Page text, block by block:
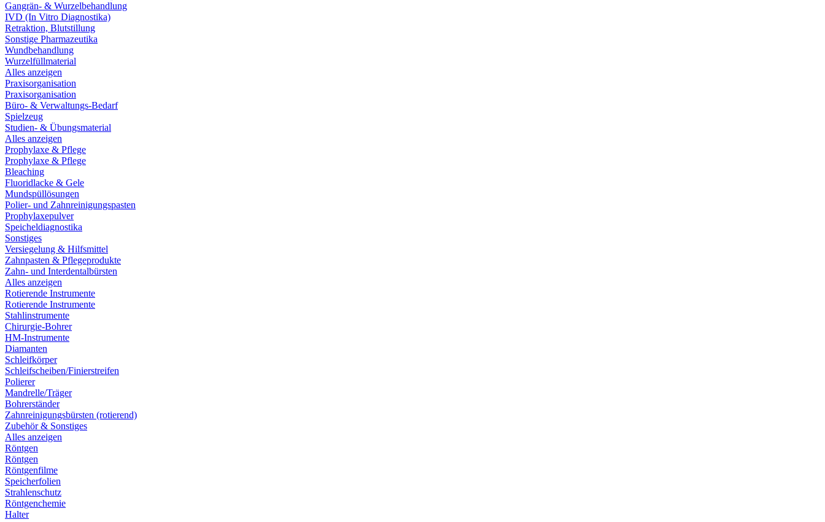
Gangrän- & Wurzelbehandlung
IVD (In Vitro Diagnostika)
Retraktion, Blutstillung
Sonstige Pharmazeutika
Wundbehandlung
Wurzelfüllmaterial
Alles anzeigen
Praxisorganisation
Praxisorganisation
Büro- & Verwaltungs-Bedarf
Spielzeug
Studien- & Übungsmaterial
Alles anzeigen
Prophylaxe & Pflege
Prophylaxe & Pflege
Bleaching
Fluoridlacke & Gele
Mundspüllösungen
Polier- und Zahnreinigungspasten
Prophylaxepulver
Speicheldiagnostika
Sonstiges
Versiegelung & Hilfsmittel
Zahnpasten & Pflegeprodukte
Zahn- und Interdentalbürsten
Alles anzeigen
Rotierende Instrumente
Rotierende Instrumente
Stahlinstrumente
Chirurgie-Bohrer
HM-Instrumente
Diamanten
Schleifkörper
Schleifscheiben/Finierstreifen
Polierer
Mandrelle/Träger
Bohrerständer
Zahnreinigungsbürsten (rotierend)
Zubehör & Sonstiges
Alles anzeigen
Röntgen
Röntgen
Röntgenfilme
Speicherfolien
Strahlenschutz
Röntgenchemie
Halter